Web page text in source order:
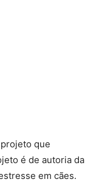
que
é de autoria da
em cães.